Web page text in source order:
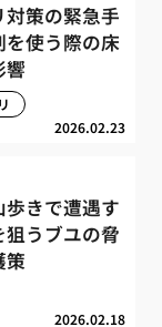
対策の緊急手
を使う際の床
響
2026.02.23
歩きで遭遇す
狙うブユの脅
策
2026.02.18